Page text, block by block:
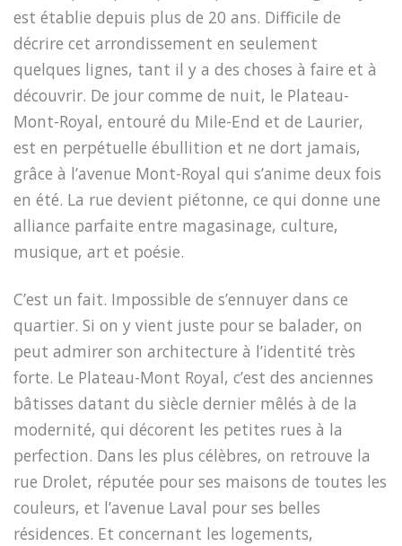
est établie depuis plus de 20 ans. Difficile de
décrire cet arrondissement en seulement
quelques lignes, tant il y a des choses à faire et à
découvrir. De jour comme de nuit, le Plateau-
Mont-Royal, entouré du Mile-End et de Laurier,
est en perpétuelle ébullition et ne dort jamais,
grâce à l’avenue Mont-Royal qui s’anime deux fois
en été. La rue devient piétonne, ce qui donne une
alliance parfaite entre magasinage, culture,
musique, art et poésie.
C’est un fait. Impossible de s’ennuyer dans ce
quartier. Si on y vient juste pour se balader, on
peut admirer son architecture à l’identité très
forte. Le Plateau-Mont Royal, c’est des anciennes
bâtisses datant du siècle dernier mêlés à de la
modernité, qui décorent les petites rues à la
perfection. Dans les plus célèbres, on retrouve la
rue Drolet, réputée pour ses maisons de toutes les
couleurs, et l’avenue Laval pour ses belles
résidences. Et concernant les logements,